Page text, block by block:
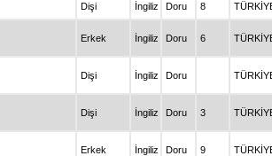
Dişi İngiliz Doru 8
Erkek İngiliz Doru 6
Dişi İngiliz Doru
Dişi İngiliz Doru 3
Erkek İngiliz Doru 9